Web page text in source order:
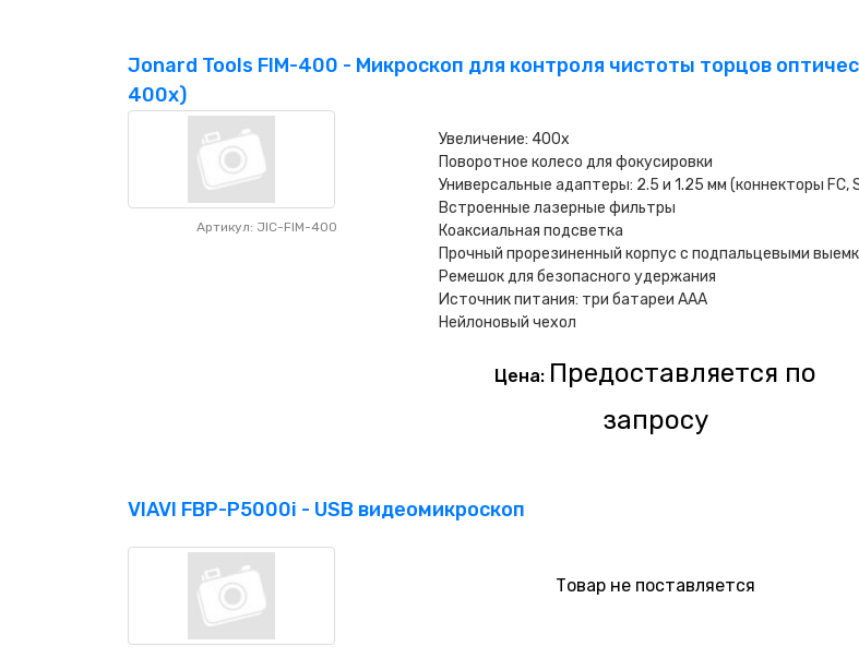
Jonard Tools FIM-400 - Микроскоп для контроля чистоты торцов
400х)
Артикул: JIC-FIM-400
Увеличение: 400х
Поворотное колесо для фокусировки
Универсальные адаптеры: 2.5 и 1.25 мм (коннекторы FC,
Встроенные лазерные фильтры
Коаксиальная подсветка
Прочный прорезиненный корпус с подпальцевыми
Ремешок для безопасного удержания
Источник питания: три батареи AAA
Нейлоновый чехол
Цена: Предоставляется по
запросу
VIAVI FBP-P5000i - USB видеомикроскоп
Товар не поставляется